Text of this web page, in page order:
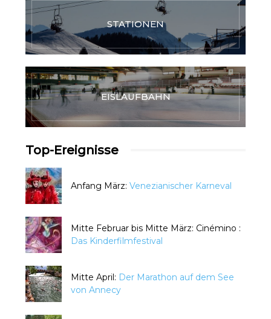
STATIONEN
EISLAUFBAHN
Top-Ereignisse
Anfang März: Venezianischer Karneval
Mitte Februar bis Mitte März: Cinémino :
Das Kinderfilmfestival
Mitte April: Der Marathon auf dem See
von Annecy